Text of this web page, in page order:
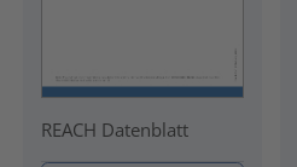
REACH Datenblatt